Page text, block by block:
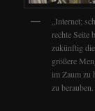
„Internet;
rechte Seite
zukünftig
größere
im Zaum zu
zu berauben.